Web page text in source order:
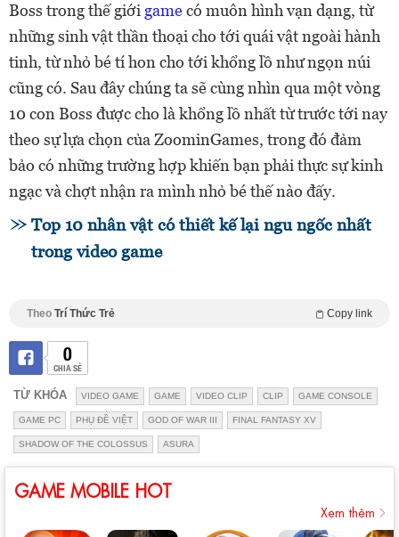
Boss trong thế giới gamecó muôn hình vạn dạng, từ
những sinh vật thần thoại cho tới quái vật ngoài hành
tinh, từ nhỏ bé tí hon cho tới khổng lồ như ngọn núi
cũng có. Sau đây chúng ta sẽ cùng nhìn qua một vòng
10 con Boss được cho là khổng lồ nhất từ trước tới nay
theo sự lựa chọn của ZoominGames, trong đó đảm
bảo có những trường hợp khiến bạn phải thực sự kinh
ngạc và chợt nhận ra mình nhỏ bé thế nào đấy.
Top 10 nhân vật có thiết kế lại ngu ngốc nhất
trong video game
Theo Trí Thức Trẻ Copy link
0
CHIA SẺ
TỪ KHÓA VIDEO GAME GAME VIDEO CLIP CLIP GAME CONSOLE
GAME PC PHỤ ĐỀ VIỆT GOD OF WAR III FINAL FANTASY XV
SHADOW OF THE COLOSSUS ASURA
GAME MOBILE HOT
Xem thêm